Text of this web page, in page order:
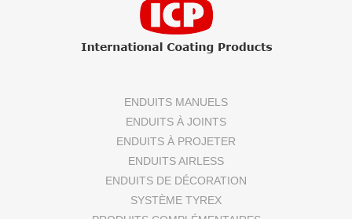
ENDUITS MANUELS
ENDUITS À JOINTS
ENDUITS À PROJETER
ENDUITS AIRLESS
ENDUITS DE DÉCORATION
SYSTÈME TYREX